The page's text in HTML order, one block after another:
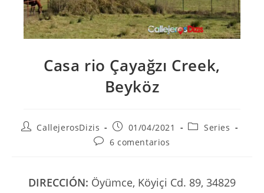
Casa rio Çayağzı Creek,
Beyköz
AutorCallejerosDizis
Publicación
de
la
01/04/2021
Categoría
Series
Comentarios
entrada:
6 comentarios
DIRECCIÓN: Öyümce, Köyiçi Cd. 89, 34829